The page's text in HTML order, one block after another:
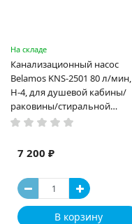
На складе
Канализационный насос
Belamos KNS-2501 80 л/мин,
Н-4, для душевой кабины/
раковины/стиральной
машины/посуд.машины
7 200 ₽
В корзину